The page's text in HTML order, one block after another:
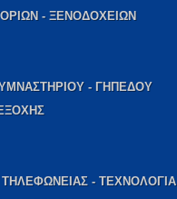
- ΞΕΝΟΔΟΧΕΙΩΝ
- ΓΗΠΕΔΟΥ
ΤΗΛΕΦΩΝΕΙΑΣ - ΤΕΧΝΟΛΟΓΙΑ